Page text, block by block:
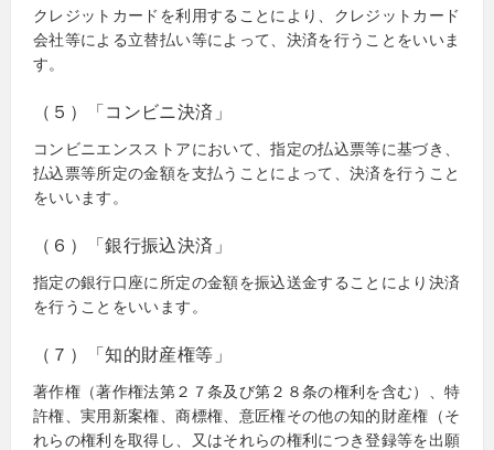
クレジットカードを利用することにより、クレジットカード
会社等による立替払い等によって、決済を行うことをいいま
す。
（５）「コンビニ決済」
コンビニエンスストアにおいて、指定の払込票等に基づき、
払込票等所定の金額を支払うことによって、決済を行うこと
をいいます。
（６）「銀行振込決済」
指定の銀行口座に所定の金額を振込送金することにより決済
を行うことをいいます。
（７）「知的財産権等」
著作権（著作権法第２７条及び第２８条の権利を含む）、特
許権、実用新案権、商標権、意匠権その他の知的財産権（そ
れらの権利を取得し、又はそれらの権利につき登録等を出願